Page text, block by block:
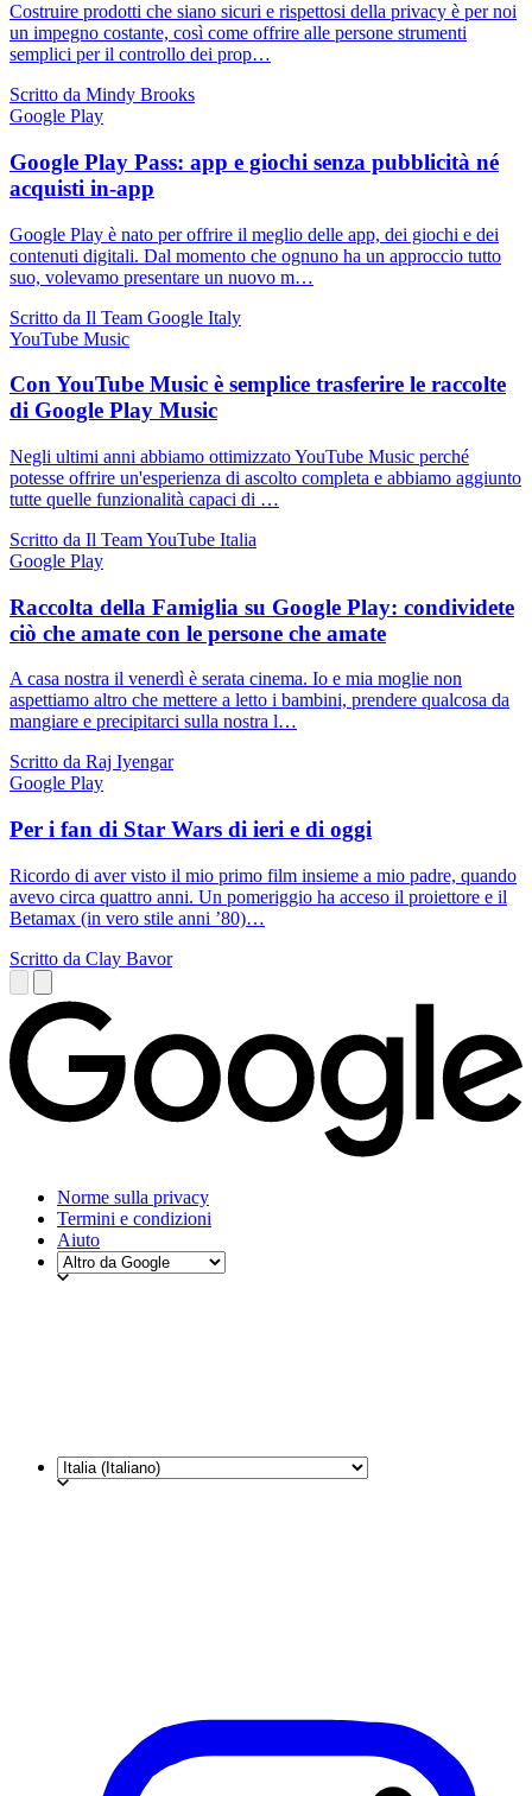
Costruire prodotti che siano sicuri e rispettosi della privacy è per noi
un impegno costante, così come offrire alle persone strumenti
semplici per il controllo dei prop…
Scritto da Mindy Brooks
Google Play
Google Play Pass: app e giochi senza pubblicità né
acquisti in-app
Google Play è nato per offrire il meglio delle app, dei giochi e dei
contenuti digitali. Dal momento che ognuno ha un approccio tutto
suo, volevamo presentare un nuovo m…
Scritto da Il Team Google Italy
YouTube Music
Con YouTube Music è semplice trasferire le raccolte
di Google Play Music
Negli ultimi anni abbiamo ottimizzato YouTube Music perché
potesse offrire un'esperienza di ascolto completa e abbiamo aggiunto
tutte quelle funzionalità capaci di …
Scritto da Il Team YouTube Italia
Google Play
Raccolta della Famiglia su Google Play: condividete
ciò che amate con le persone che amate
A casa nostra il venerdì è serata cinema. Io e mia moglie non
aspettiamo altro che mettere a letto i bambini, prendere qualcosa da
mangiare e precipitarci sulla nostra l…
Scritto da Raj Iyengar
Google Play
Per i fan di Star Wars di ieri e di oggi
Ricordo di aver visto il mio primo film insieme a mio padre, quando
avevo circa quattro anni. Un pomeriggio ha acceso il proiettore e il
Betamax (in vero stile anni ’80)…
Scritto da Clay Bavor
Norme sulla privacy
Termini e condizioni
Aiuto